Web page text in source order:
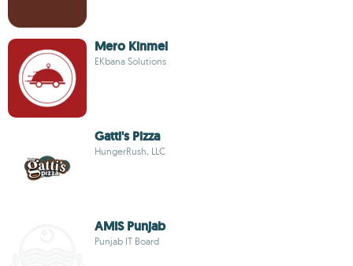
Mero Kinmel
EKbana Solutions
Gatti's Pizza
HungerRush, LLC
AMIS Punjab
Punjab IT Board